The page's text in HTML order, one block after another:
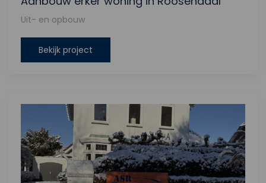
Uit- en opbouw
Bekijk project